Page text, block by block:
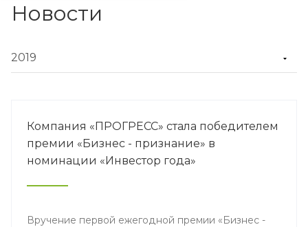
Новости
Компания «ПРОГРЕСС» стала победителем
премии «Бизнес - признание» в
номинации «Инвестор года»
Вручение первой ежегодной премии «Бизнес -